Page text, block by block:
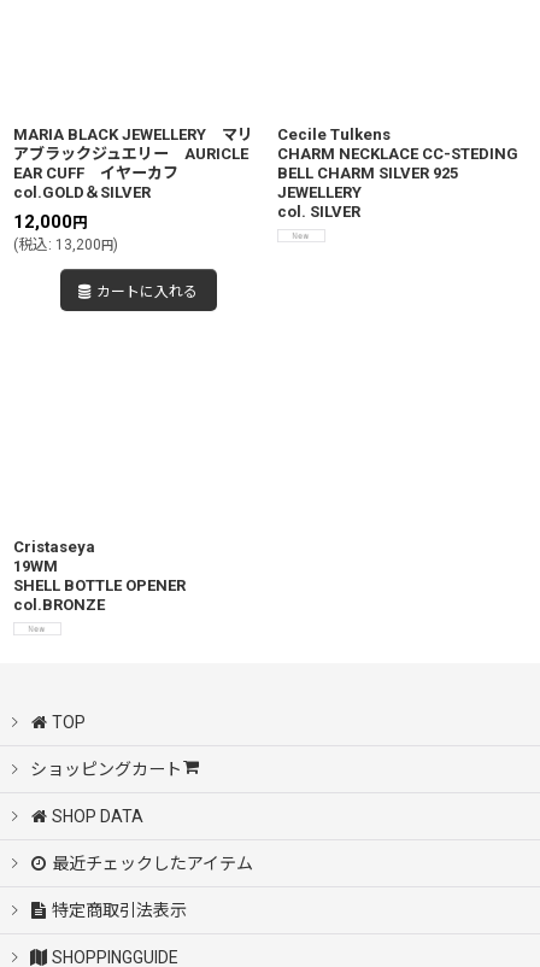
MARIA BLACK JEWELLERY マリ
アブラックジュエリー AURICLE
EAR CUFF イヤーカフ
col.GOLD＆SILVER
12,000円
(税込: 13,200円)
カートに入れる
Cecile Tulkens
CHARM NECKLACE CC-STEDING
BELL CHARM SILVER 925
JEWELLERY
col. SILVER
Cristaseya
19WM
SHELL BOTTLE OPENER
col.BRONZE
TOP
ショッピングカート
SHOP DATA
最近チェックしたアイテム
特定商取引法表示
SHOPPINGGUIDE